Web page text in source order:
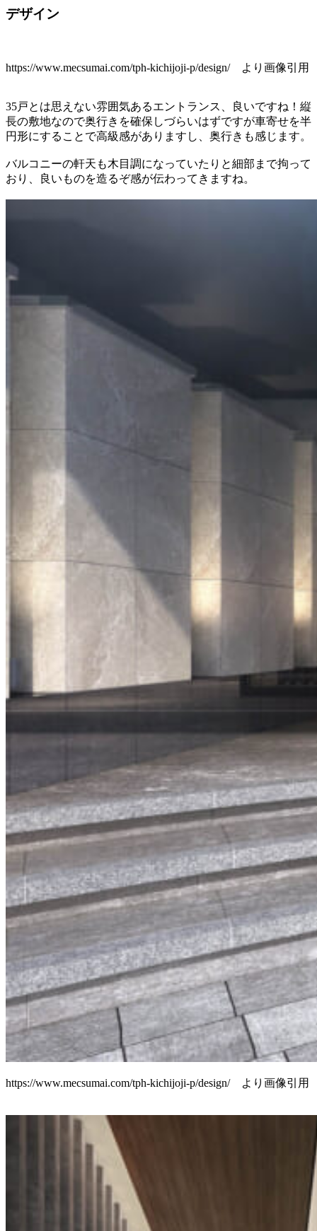
デザイン
https://www.mecsumai.com/tph-kichijoji-p/design/ より画像引用
35戸とは思えない雰囲気あるエントランス、良いですね！縦
長の敷地なので奥行きを確保しづらいはずですが車寄せを半
円形にすることで高級感がありますし、奥行きも感じます。
バルコニーの軒天も木目調になっていたりと細部まで拘って
おり、良いものを造るぞ感が伝わってきますね。
https://www.mecsumai.com/tph-kichijoji-p/design/ より画像引用